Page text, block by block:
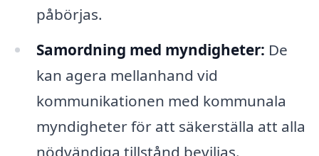
påbörjas.
Samordning med myndigheter: De
kan agera mellanhand vid
kommunikationen med kommunala
myndigheter för att säkerställa att alla
nödvändiga tillstånd beviljas.